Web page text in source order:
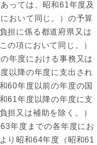
っては、昭和61年度及
おいて同じ。）の予算
担に係る都道府県又は
の項において同じ。）
年度における事務又は
以降の年度に支出され
60年度以前の年度の国
61年度以降の年度に支
担又は補助を除く。）
年度までの各年度にお
り昭和64年度（昭和61